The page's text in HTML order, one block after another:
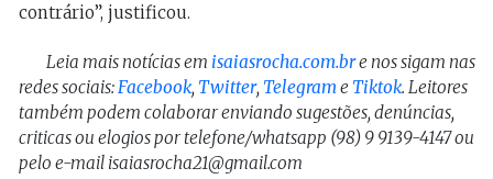
contrário”, justificou.
Leia mais notícias em isaiasrocha.com.bre nos sigam nas
redes sociais:Facebook, Twitter, Telegrame Tiktok. Leitores
também podem colaborar enviando sugestões, denúncias,
criticas ou elogios por telefone/whatsapp (98) 9 9139-4147 ou
pelo e-mail isaiasrocha21@gmail.com